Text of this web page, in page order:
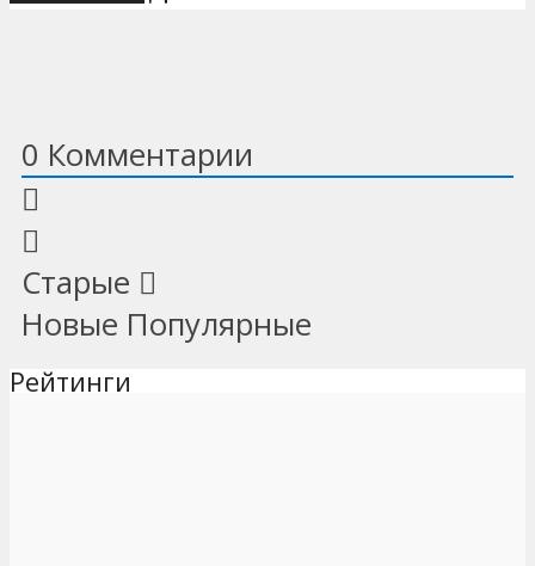
0 Комментарии
Старые
Новые Популярные
Рейтинги